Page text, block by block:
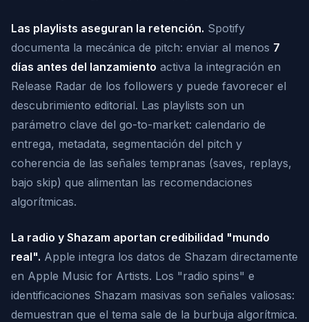
Las playlists aseguran la retención. Spotify
documenta la mecánica de pitch: enviar al menos 7
días antes del lanzamiento activa la integración en
Release Radar de los followers y puede favorecer el
descubrimiento editorial. Las playlists son un
parámetro clave del go-to-market: calendario de
entrega, metadata, segmentación del pitch y
coherencia de las señales tempranas (saves, replays,
bajo skip) que alimentan las recomendaciones
algorítmicas.
La radio y Shazam aportan credibilidad "mundo
real". Apple integra los datos de Shazam directamente
en Apple Music for Artists. Los "radio spins" e
identificaciones Shazam masivas son señales valiosas:
demuestran que el tema sale de la burbuja algorítmica.